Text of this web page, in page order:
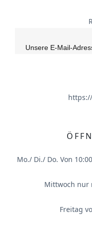
Unsere E-Mail-
Mo./ Di./ Do. Von
Mittwoch nur
Freitag